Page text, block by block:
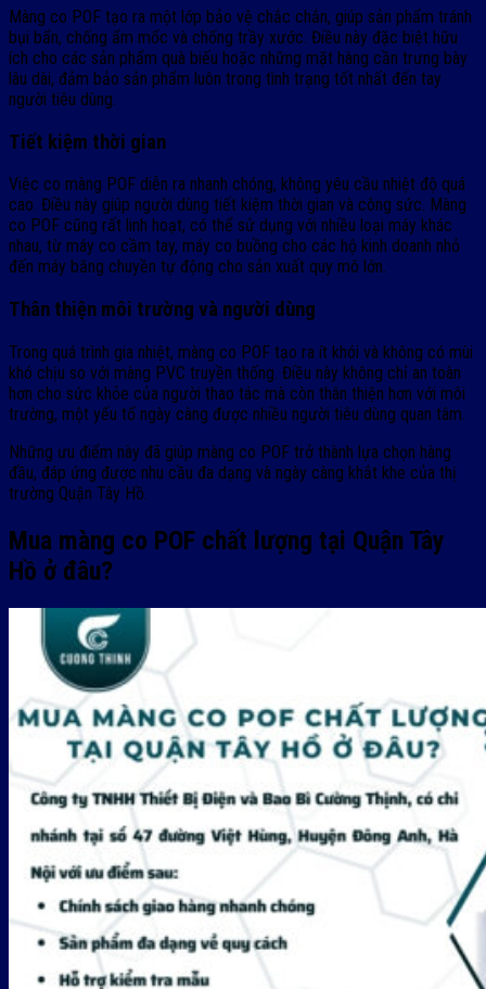
Màng co POF tạo ra một lớp bảo vệ chắc chắn, giúp sản phẩm tránh
bụi bẩn, chống ẩm mốc và chống trầy xước. Điều này đặc biệt hữu
ích cho các sản phẩm quà biếu hoặc những mặt hàng cần trưng bày
lâu dài, đảm bảo sản phẩm luôn trong tình trạng tốt nhất đến tay
người tiêu dùng.
Tiết kiệm thời gian
Việc co màng POF diễn ra nhanh chóng, không yêu cầu nhiệt độ quá
cao. Điều này giúp người dùng tiết kiệm thời gian và công sức. Màng
co POF cũng rất linh hoạt, có thể sử dụng với nhiều loại máy khác
nhau, từ máy co cầm tay, máy co buồng cho các hộ kinh doanh nhỏ
đến máy băng chuyền tự động cho sản xuất quy mô lớn.
Thân thiện môi trường và người dùng
Trong quá trình gia nhiệt, màng co POF tạo ra ít khói và không có mùi
khó chịu so với màng PVC truyền thống. Điều này không chỉ an toàn
hơn cho sức khỏe của người thao tác mà còn thân thiện hơn với môi
trường, một yếu tố ngày càng được nhiều người tiêu dùng quan tâm.
Những ưu điểm này đã giúp màng co POF trở thành lựa chọn hàng
đầu, đáp ứng được nhu cầu đa dạng và ngày càng khắt khe của thị
trường Quận Tây Hồ.
Mua màng co POF chất lượng tại Quận Tây
Hồ ở đâu?